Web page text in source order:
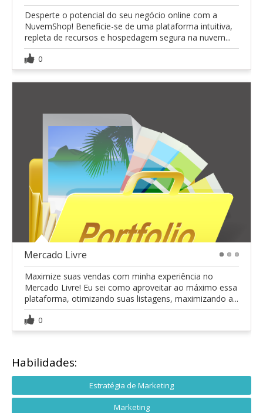
Desperte o potencial do seu negócio online com a
NuvemShop! Beneficie-se de uma plataforma intuitiva,
repleta de recursos e hospedagem segura na nuvem...
0
Mercado Livre
Maximize suas vendas com minha experiência no
Mercado Livre! Eu sei como aproveitar ao máximo essa
plataforma, otimizando suas listagens, maximizando a...
0
Habilidades:
Estratégia de Marketing
Marketing